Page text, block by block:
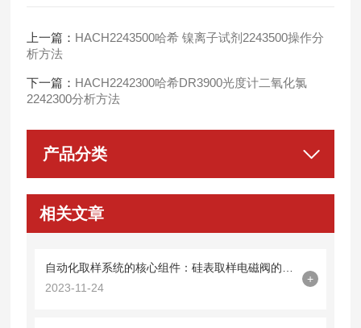
上一篇： HACH2243500哈希 镍离子试剂2243500操作分
析方法
下一篇： HACH2242300哈希DR3900光度计二氧化氯
2242300分析方法
产品分类
相关文章
2023-11-24
+